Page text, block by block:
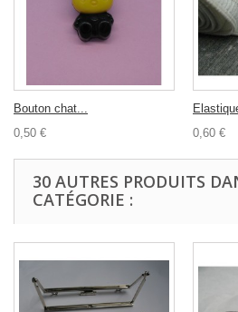
Bouton chat...
0,50 €
0,60 €
30 AUTRES PRODUITS
CATÉGORIE :